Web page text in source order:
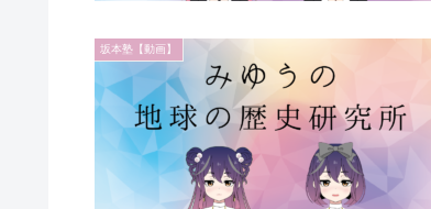
坂本塾【動画】